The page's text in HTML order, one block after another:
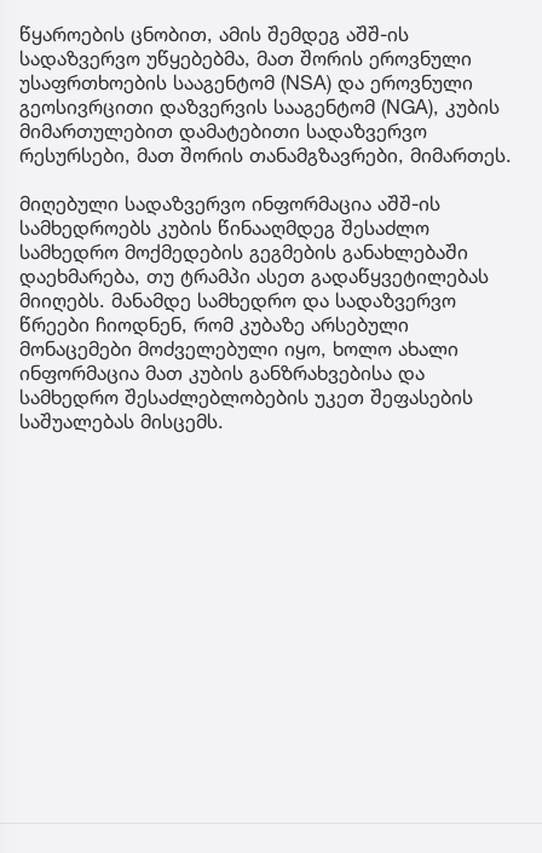
წყაროების ცნობით, ამის შემდეგ აშშ-ის
სადაზვერვო უწყებებმა, მათ შორის ეროვნული
უსაფრთხოების სააგენტომ (NSA) და ეროვნული
გეოსივრცითი დაზვერვის სააგენტომ (NGA), კუბის
მიმართულებით დამატებითი სადაზვერვო
რესურსები, მათ შორის თანამგზავრები, მიმართეს.
მიღებული სადაზვერვო ინფორმაცია აშშ-ის
სამხედროებს კუბის წინააღმდეგ შესაძლო
სამხედრო მოქმედების გეგმების განახლებაში
დაეხმარება, თუ ტრამპი ასეთ გადაწყვეტილებას
მიიღებს. მანამდე სამხედრო და სადაზვერვო
წრეები ჩიოდნენ, რომ კუბაზე არსებული
მონაცემები მოძველებული იყო, ხოლო ახალი
ინფორმაცია მათ კუბის განზრახვებისა და
სამხედრო შესაძლებლობების უკეთ შეფასების
საშუალებას მისცემს.